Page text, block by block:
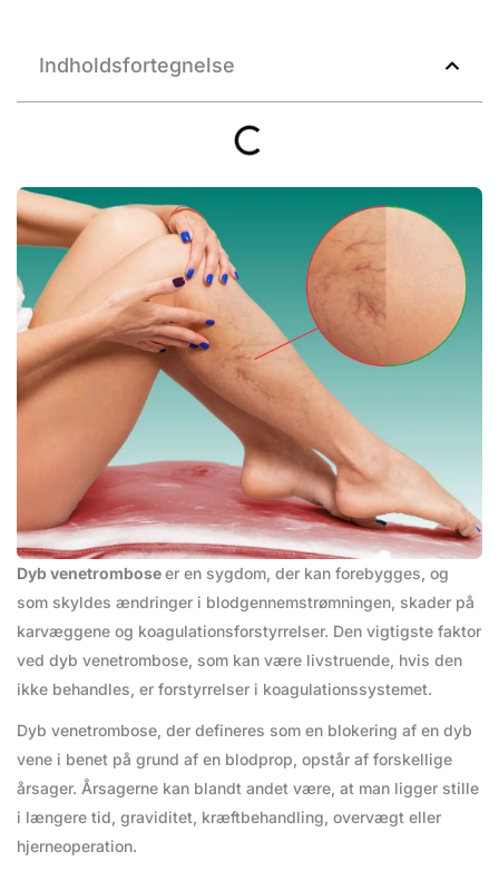
Indholdsfortegnelse
Dyb venetromboseer en sygdom, der kan forebygges, og
som skyldes ændringer i blodgennemstrømningen, skader på
karvæggene og koagulationsforstyrrelser. Den vigtigste faktor
ved dyb venetrombose, som kan være livstruende, hvis den
ikke behandles, er forstyrrelser i koagulationssystemet.
Dyb venetrombose, der defineres som en blokering af en dyb
vene i benet på grund af en blodprop, opstår af forskellige
årsager. Årsagerne kan blandt andet være, at man ligger stille
i længere tid, graviditet, kræftbehandling, overvægt eller
hjerneoperation.